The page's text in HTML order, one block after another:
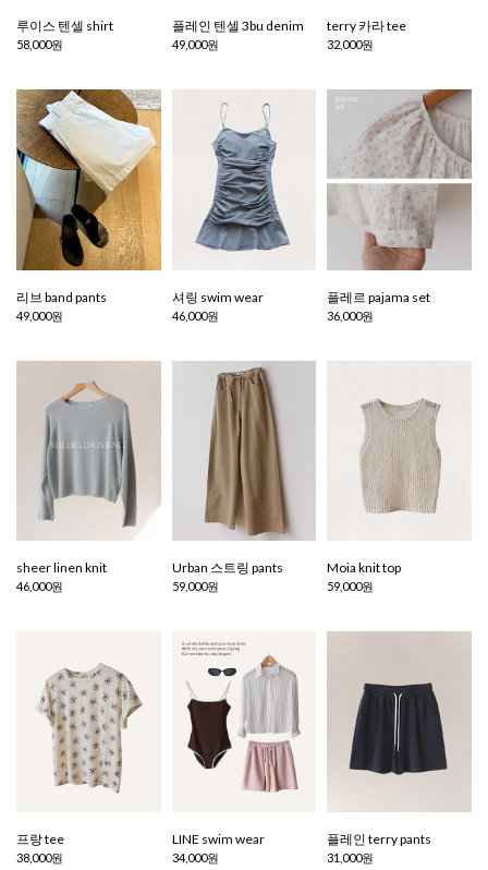
루이스 텐셀 shirt
58,000원
플레인 텐셀 3bu denim
49,000원
terry 카라 tee
32,000원
리브 band pants
49,000원
셔링 swim wear
46,000원
플레르 pajama set
36,000원
sheer linen knit
46,000원
Urban 스트링 pants
59,000원
Moia knit top
59,000원
프랑 tee
38,000원
LINE swim wear
34,000원
플레인 terry pants
31,000원